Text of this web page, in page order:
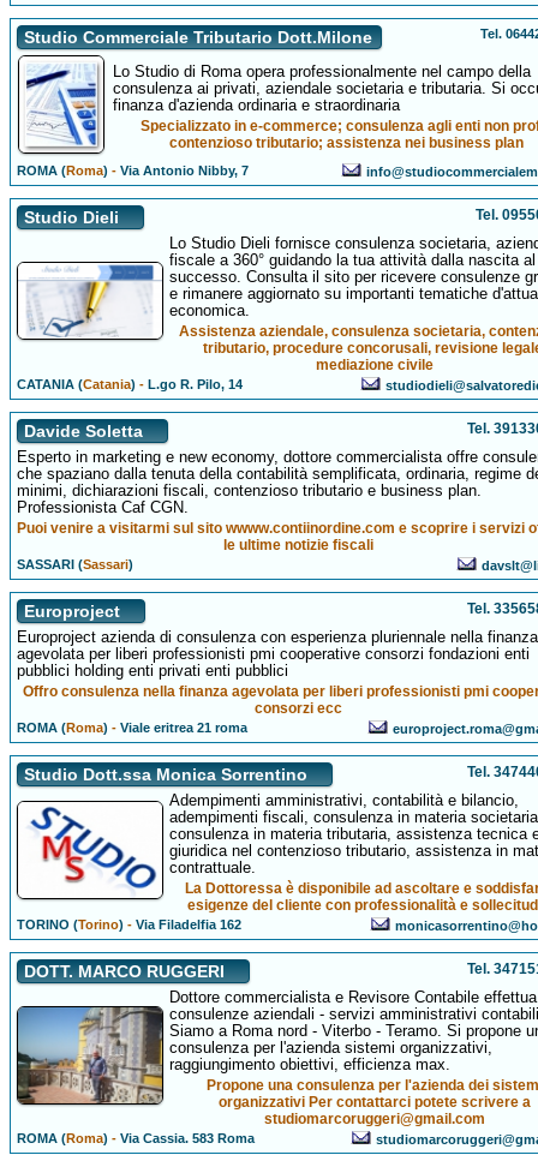
Studio Commerciale Tributario Dott.Milone Tel.
Lo Studio di Roma opera professionalmente nel campo della
consulenza ai privati, aziendale societaria e tributaria. Si
finanza d'azienda ordinaria e straordinaria
Specializzato in e-commerce; consulenza agli enti non
contenzioso tributario; assistenza nei business plan
ROMA (Roma) -Via Antonio Nibby, 7
Studio Dieli Tel.
Lo Studio Dieli fornisce consulenza societaria,
fiscale a 360° guidando la tua attività dalla nascita al
successo. Consulta il sito per ricevere consulenze
e rimanere aggiornato su importanti tematiche
economica.
Assistenza aziendale, consulenza societaria,
tributario, procedure concorusali, revisione
mediazione civile
CATANIA (Catania) -L.go R. Pilo, 14
Davide Soletta Tel.
Esperto in marketing e new economy, dottore commercialista offre
che spaziano dalla tenuta della contabilità semplificata, ordinaria, regime
minimi, dichiarazioni fiscali, contenzioso tributario e business plan.
Professionista Caf CGN.
Puoi venire a visitarmi sul sito wwww.contiinordine.com e scoprire i servizi
le ultime notizie fiscali
SASSARI (Sassari)
Europroject Tel.
Europroject azienda di consulenza con esperienza pluriennale nella finanza
agevolata per liberi professionisti pmi cooperative consorzi fondazioni enti
pubblici holding enti privati enti pubblici
Offro consulenza nella finanza agevolata per liberi professionisti pmi
consorzi ecc
ROMA (Roma) -Viale eritrea 21 roma
Studio Dott.ssa Monica Sorrentino Tel.
Adempimenti amministrativi, contabilità e bilancio,
adempimenti fiscali, consulenza in materia
consulenza in materia tributaria, assistenza tecnica
giuridica nel contenzioso tributario, assistenza in
contrattuale.
La Dottoressa è disponibile ad ascoltare e
esigenze del cliente con professionalità e
TORINO (Torino) -Via Filadelfia 162
DOTT. MARCO RUGGERI Tel.
Dottore commercialista e Revisore Contabile effettua
consulenze aziendali - servizi amministrativi
Siamo a Roma nord - Viterbo - Teramo. Si propone
consulenza per l'azienda sistemi organizzativi,
raggiungimento obiettivi, efficienza max.
Propone una consulenza per l'azienda dei
organizzativi Per contattarci potete scrivere a
studiomarcoruggeri@gmail.com
ROMA (Roma) -Via Cassia. 583 Roma